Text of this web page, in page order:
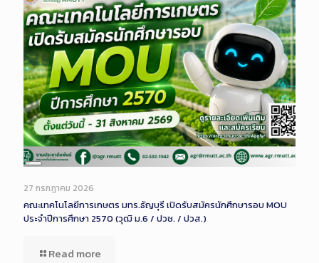
Long
Description
27 กรกฎาคม 2026
คณะเทคโนโลยีการเกษตร มทร.ธัญบุรี เปิดรับสมัครนักศึกษารอบ MOU
ประจำปีการศึกษา 2570 (วุฒิ ม.6 / ปวช. / ปวส.)
Read more